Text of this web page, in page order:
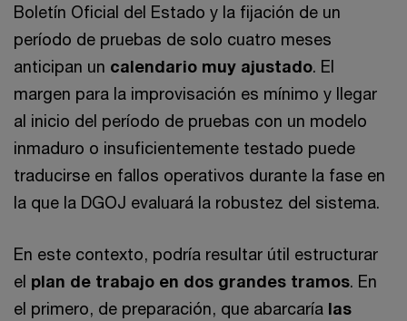
Boletín Oficial del Estado y la fijación de un
período de pruebas de solo cuatro meses
anticipan un calendario muy ajustado. El
margen para la improvisación es mínimo y llegar
al inicio del período de pruebas con un modelo
inmaduro o insuficientemente testado puede
traducirse en fallos operativos durante la fase en
la que la DGOJ evaluará la robustez del sistema.
En este contexto, podría resultar útil estructurar
el plan de trabajo en dos grandes tramos. En
el primero, de preparación, que abarcaría las